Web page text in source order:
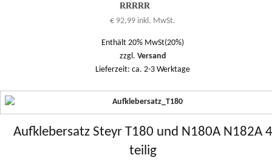
Bewertung
5.00
€ 92,99 inkl. MwSt.
Enthält 20% MwSt(20%)
zzgl. Versand
Lieferzeit: ca. 2-3 Werktage
Aufklebersatz Steyr T180 und N180A N182A 4
teilig